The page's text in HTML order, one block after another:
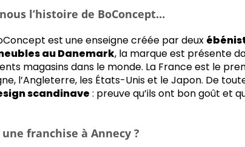
l’histoire de BoConcept…
est une enseigne créée par deux
au Danemark, la marque est présente
magasins dans le monde. La France est le
l’Angleterre, les États-Unis et le Japon. De
scandinave : preuve qu’ils ont bon goût et
franchise à Annecy ?